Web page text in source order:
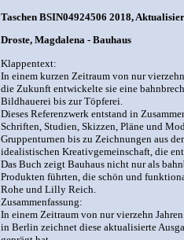
Taschen BSIN04924506 2018,
Droste, Magdalena - Bauhaus
Klappentext:
In einem kurzen Zeitraum von nur
die Zukunft entwickelte sie eine
Bildhauerei bis zur Töpferei.
Dieses Referenzwerk entstand in
Schriften, Studien, Skizzen, Pläne und
Gruppenturnen bis zu Zeichnungen aus
idealistischen Kreativgemeinschaft, die
Das Buch zeigt Bauhaus nicht nur als
Produkten führten, die schön und
Rohe und Lilly Reich.
Zusammenfassung:
In einem Zeitraum von nur vierzehn
in Berlin zeichnet diese aktualisierte